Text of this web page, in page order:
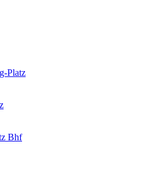
Platz
Bhf